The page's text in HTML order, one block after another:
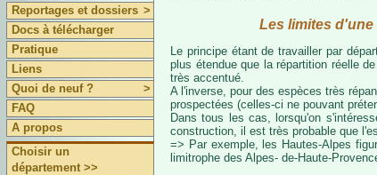
Reportages et dossiers >
Docs à télécharger
Pratique
Liens
Quoi de neuf ?
>
FAQ
A propos
Choisir un
département >>
Les limites
Le principe étant de travailler par
plus étendue que la répartition réelle
très accentué.
A l'inverse, pour des espèces très
prospectées (celles-ci ne pouvant
Dans tous les cas, lorsqu'on
construction, il est très probable que
=> Par exemple, les Hautes-Alpes
limitrophe des Alpes- de-Haute-